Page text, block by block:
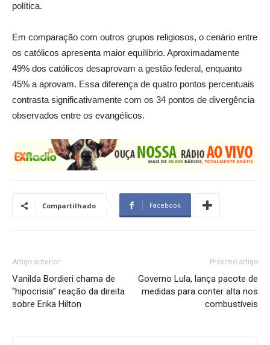
política.
Em comparação com outros grupos religiosos, o cenário entre
os católicos apresenta maior equilíbrio. Aproximadamente
49% dos católicos desaprovam a gestão federal, enquanto
45% a aprovam. Essa diferença de quatro pontos percentuais
contrasta significativamente com os 34 pontos de divergência
observados entre os evangélicos.
Compartilhado Facebook
Artigo anterior
Vanilda Bordieri chama de
“hipocrisia” reação da direita
sobre Erika Hilton
Próximo artigo
Governo Lula, lança pacote de
medidas para conter alta nos
combustíveis